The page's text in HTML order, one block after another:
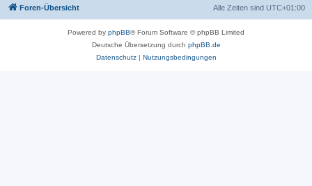
Foren-Übersicht Alle Zeiten sind UTC+01:00
Powered by phpBB® Forum Software © phpBB Limited
Deutsche Übersetzung durch phpBB.de
Datenschutz| Nutzungsbedingungen